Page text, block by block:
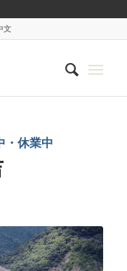
文
・休業中